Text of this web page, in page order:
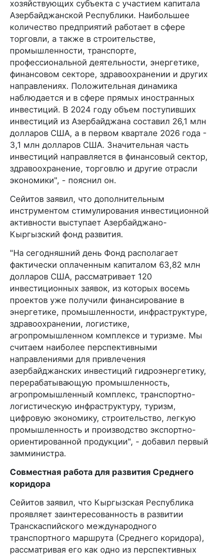
хозяйствующих субъекта с участием капитала
Азербайджанской Республики. Наибольшее
количество предприятий работает в сфере
торговли, а также в строительстве,
промышленности, транспорте,
профессиональной деятельности, энергетике,
финансовом секторе, здравоохранении и других
направлениях. Положительная динамика
наблюдается и в сфере прямых иностранных
инвестиций. В 2024 году объем поступивших
инвестиций из Азербайджана составил 26,1 млн
долларов США, а в первом квартале 2026 года -
3,1 млн долларов США. Значительная часть
инвестиций направляется в финансовый сектор,
здравоохранение, торговлю и другие отрасли
экономики", - пояснил он.
Сейитов заявил, что дополнительным
инструментом стимулирования инвестиционной
активности выступает Азербайджано-
Кыргызский фонд развития.
"На сегодняшний день Фонд располагает
фактически оплаченным капиталом 63,82 млн
долларов США, рассматривает 120
инвестиционных заявок, из которых восемь
проектов уже получили финансирование в
энергетике, промышленности, инфраструктуре,
здравоохранении, логистике,
агропромышленном комплексе и туризме. Мы
считаем наиболее перспективными
направлениями для привлечения
азербайджанских инвестиций гидроэнергетику,
перерабатывающую промышленность,
агропромышленный комплекс, транспортно-
логистическую инфраструктуру, туризм,
цифровую экономику, строительство, легкую
промышленность и производство экспортно-
ориентированной продукции", - добавил первый
замминистра.
Совместная работа для развития Среднего
коридора
Сейитов заявил, что Кыргызская Республика
проявляет заинтересованность в развитии
Транскаспийского международного
транспортного маршрута (Среднего коридора),
рассматривая его как одно из перспективных